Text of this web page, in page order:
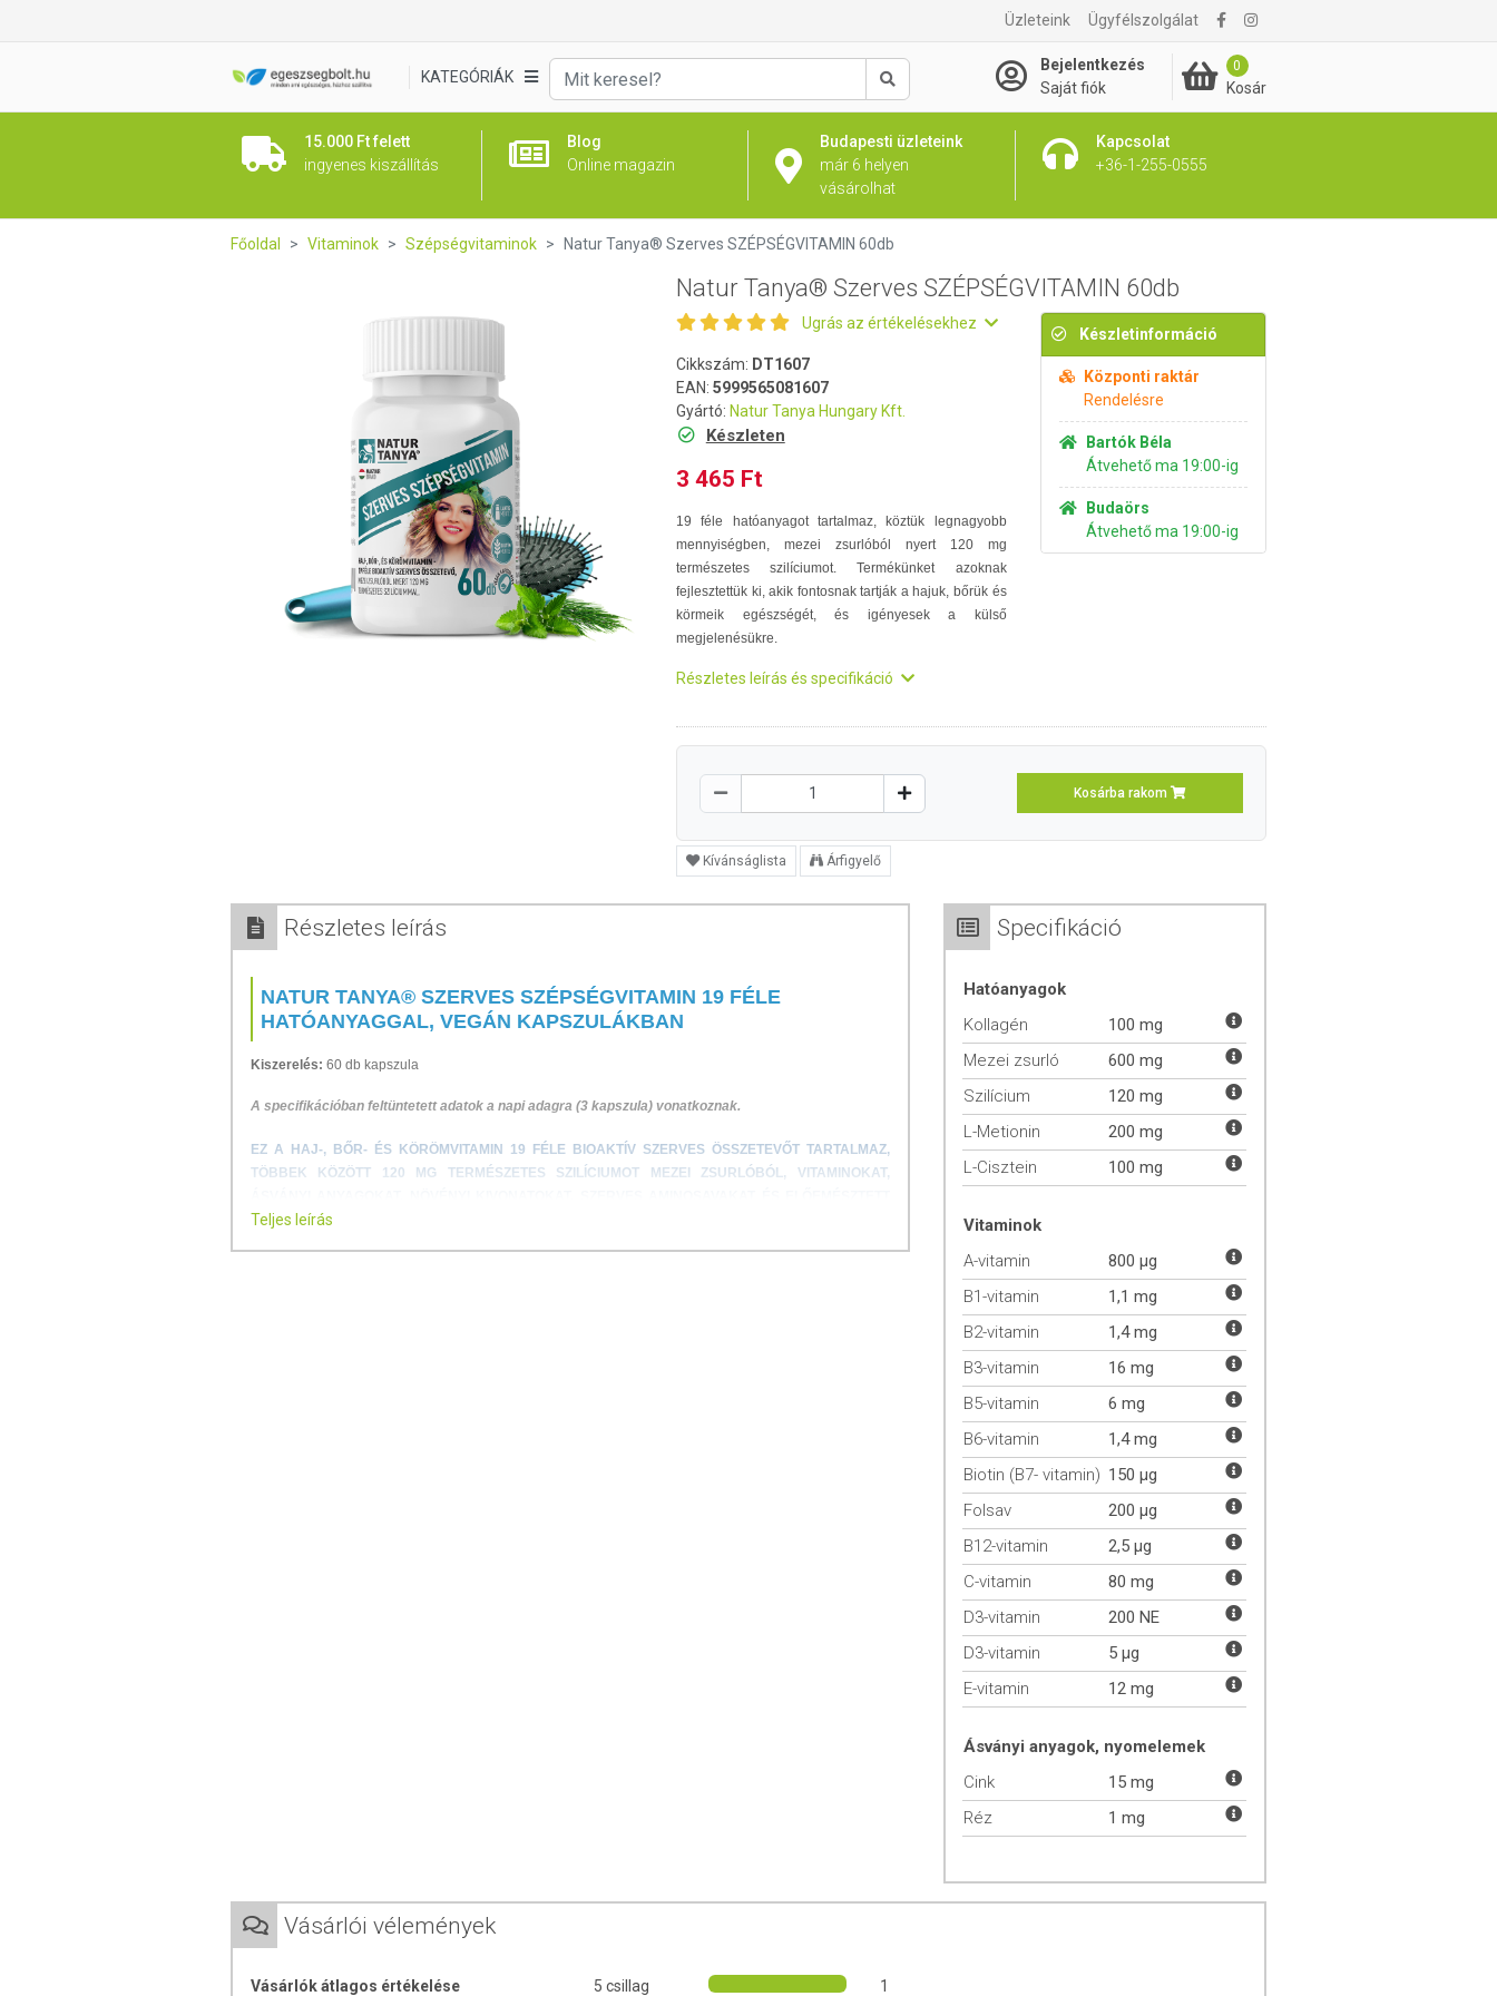
Üzleteink Ügyfélszolgálat
KATEGÓRIÁK
Keresés
Bejelentkezés
Saját fiók
0
Kosár
15.000 Ft felett
ingyenes kiszállítás
Blog
Online magazin
Budapesti üzleteink
már 6 helyen
vásárolhat
Kapcsolat
+36-1-255-0555
3 465 Ft Kosárba rakom
Főoldal Vitaminok Szépségvitaminok Natur Tanya® Szerves SZÉPSÉGVITAMIN 60db
Natur Tanya® Szerves SZÉPSÉGVITAMIN 60db
Ugrás az értékelésekhez
Cikkszám: DT1607
EAN: 5999565081607
Gyártó: Natur Tanya Hungary Kft.
Készleten
3 465 Ft
19 féle hatóanyagot tartalmaz, köztük legnagyobb
mennyiségben, mezei zsurlóból nyert 120 mg
természetes szilíciumot. Termékünket azoknak
fejlesztettük ki, akik fontosnak tartják a hajuk, bőrük és
körmeik egészségét, és igényesek a külső
megjelenésükre.
Részletes leírás és specifikáció
Készletinformáció
Központi raktár
Rendelésre
Bartók Béla
Átvehető ma 19:00-ig
Budaörs
Átvehető ma 19:00-ig
Kosárba rakom
Kívánságlista Árfigyelő
Részletes leírás
NATUR TANYA® SZERVES SZÉPSÉGVITAMIN 19 FÉLE
HATÓANYAGGAL, VEGÁN KAPSZULÁKBAN
Kiszerelés: 60 db kapszula
A specifikációban feltüntetett adatok a napi adagra (3 kapszula) vonatkoznak.
EZ A HAJ-, BŐR- ÉS KÖRÖMVITAMIN 19 FÉLE BIOAKTÍV SZERVES ÖSSZETEVŐT TARTALMAZ,
TÖBBEK KÖZÖTT 120 MG TERMÉSZETES SZILÍCIUMOT MEZEI ZSURLÓBÓL, VITAMINOKAT,
KOLLAGÉNT.
A BŐR SZÉPSÉGÉÉRT
Terhesség és szoptatás ideje alatt a termék alkalmazható.
ÖSSZETÉTEL
Teljes leírás
Specifikáció
Hatóanyagok
Kollagén
100 mg
Mezei zsurló
600 mg
Szilícium
120 mg
L-Metionin
200 mg
L-Cisztein
100 mg
Vitaminok
A-vitamin
800 µg
B1-vitamin
1,1 mg
B2-vitamin
1,4 mg
B3-vitamin
16 mg
B5-vitamin
6 mg
B6-vitamin
1,4 mg
Biotin (B7- vitamin) 150 µg
Folsav
200 µg
B12-vitamin
2,5 µg
C-vitamin
80 mg
D3-vitamin
200 NE
D3-vitamin
5 µg
E-vitamin
12 mg
Ásványi anyagok, nyomelemek
Cink
15 mg
Réz
1 mg
Vásárlói vélemények
Vásárlók átlagos értékelése 5 csillag
1